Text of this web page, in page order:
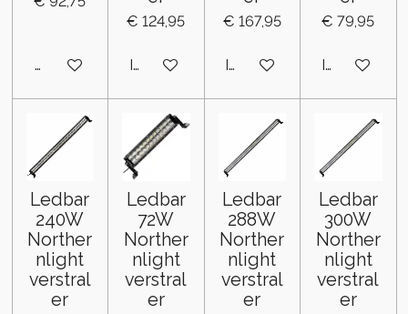
Houd mij op de hoogte
€ 124,95
In winkelwagen
€ 167,95
In winkelwagen
€ 79,95
In
Ledbar
240W
Norther
nlight
verstral
er
Ledbar
72W
Norther
nlight
verstral
er
Ledbar
288W
Norther
nlight
verstral
er
Ledbar
300W
Norther
nlight
verstral
er